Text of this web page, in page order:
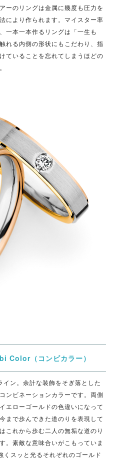
ーのリングは金属に幾度も圧力を
により作られます。マイスター率
一本一本作るリングは「一生も
れる内側の形状にもこだわり、指
ていることを忘れてしまうほどの
（コンビカラー）
ン。余計な装飾をそぎ落とした
ンビネーションカラーです。両側
エローゴールドの色違いになって
まで歩んできた道のりを表現して
これから歩む二人の無垢な道のり
。素敵な意味合いがこもっていま
スッと光るそれぞれのゴールド